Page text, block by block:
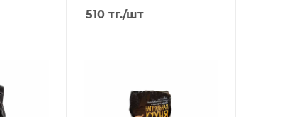
510тг./шт